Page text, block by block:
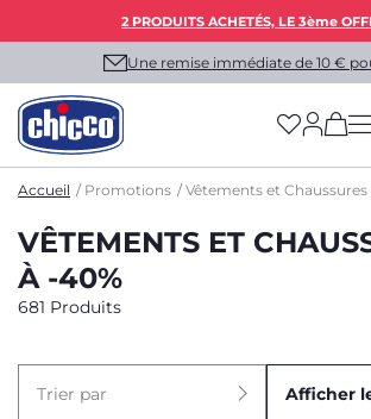
2 PRODUITS ACHETÉS, LE 3ème
Une remise immédiate de 10 €
Accueil Promotions Vêtements et Chaussures
VÊTEMENTS ET
À -40%
681 Produits
Trier par Afficher